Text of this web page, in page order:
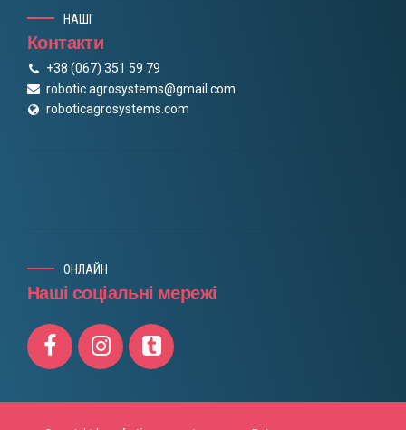
НАШІ
Контакти
+38 (067) 351 59 79
robotic.agrosystems@gmail.com
roboticagrosystems.com
ОНЛАЙН
Наші соціальні мережі